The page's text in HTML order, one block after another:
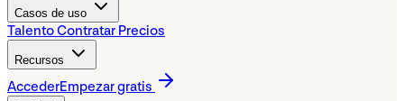
Casos de uso
TalentoContratar Precios
Recursos
AccederEmpezar gratis